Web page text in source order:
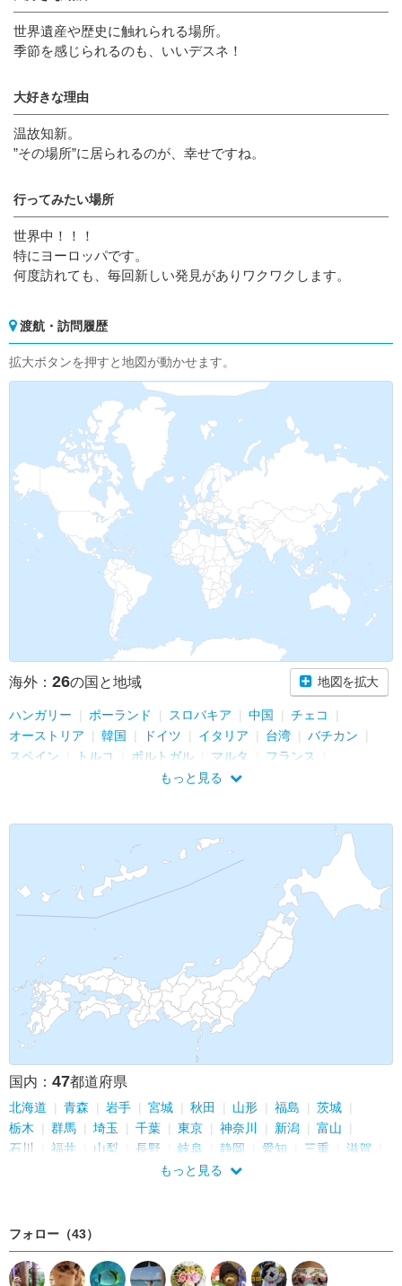
世界遺産や歴史に触れられる場所。
季節を感じられるのも、いいデスネ！
大好きな理由
温故知新。
”その場所”に居られるのが、幸せですね。
行ってみたい場所
世界中！！！
特にヨーロッパです。
何度訪れても、毎回新しい発見がありワクワクします。
渡航・訪問履歴
拡大ボタンを押すと地図が動かせます。
海外： 26の国と地域 地図を拡大
ハンガリー ポーランド スロバキア 中国
チェコ
オーストリア
韓国 ドイツ イタリア 台湾
バチカン
スペイン
トルコ ポルトガル マルタ
フランス
ベルギー タイ
もっと見る
国内： 47都道府県
北海道 青森 岩手 宮城 秋田 山形 福島
茨城
栃木
群馬 埼玉 千葉 東京 神奈川 新潟
富山
石川
福井 山梨 長野 岐阜 静岡 愛知 三重
滋賀
和歌山 鳥取
もっと見る
フォロー（43）